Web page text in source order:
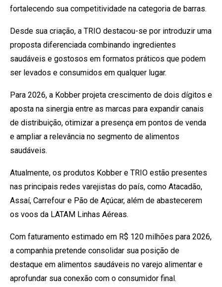
fortalecendo sua competitividade na categoria de barras.
Desde sua criação, a TRIO destacou-se por introduzir uma
proposta diferenciada combinando ingredientes
saudáveis e gostosos em formatos práticos que podem
ser levados e consumidos em qualquer lugar.
Para 2026, a Kobber projeta crescimento de dois dígitos e
aposta na sinergia entre as marcas para expandir canais
de distribuição, otimizar a presença em pontos de venda
e ampliar a relevância no segmento de alimentos
saudáveis.
Atualmente, os produtos Kobber e TRIO estão presentes
nas principais redes varejistas do país, como Atacadão,
Assaí, Carrefour e Pão de Açúcar, além de abastecerem
os voos da LATAM Linhas Aéreas.
Com faturamento estimado em R$ 120 milhões para 2026,
a companhia pretende consolidar sua posição de
destaque em alimentos saudáveis no varejo alimentar e
aprofundar sua conexão com o consumidor final.